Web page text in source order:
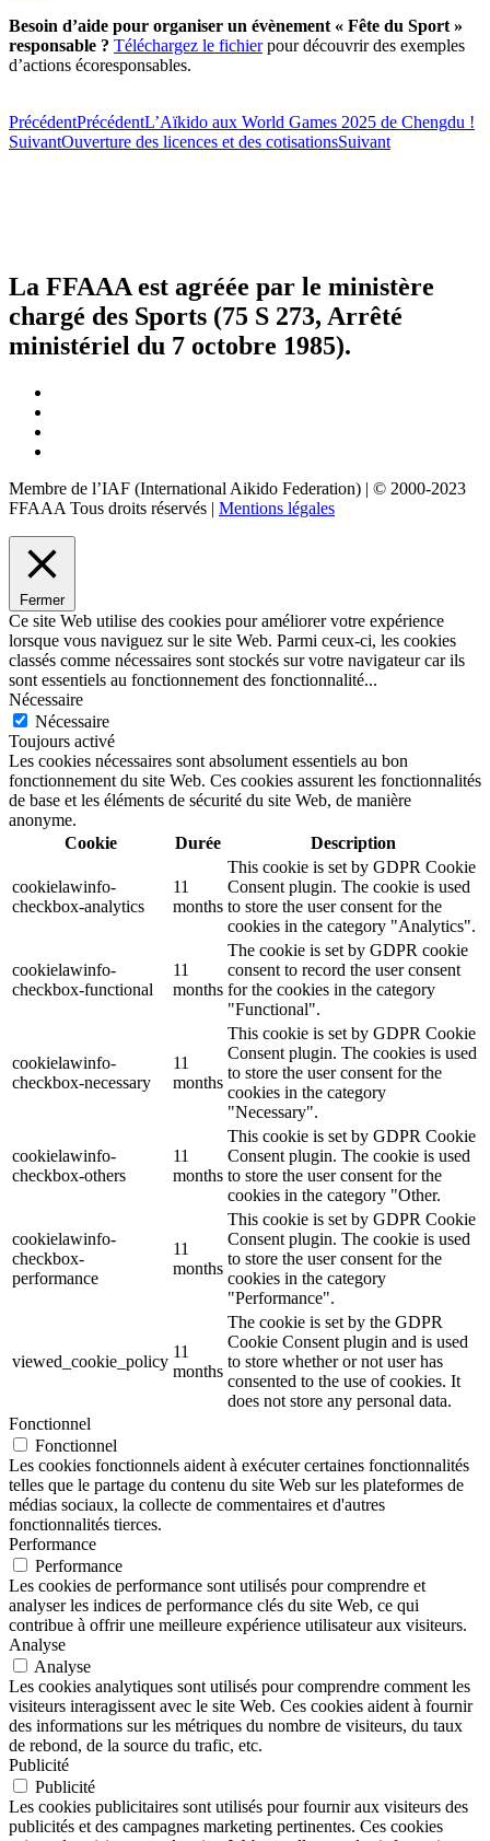
Besoin d’aide pour organiser un évènement « Fête du Sport »
responsable ? Téléchargez le fichierpour découvrir des exemples
d’actions écoresponsables.
PrécédentPrécédentL’Aïkido aux World Games 2025 de Chengdu !
SuivantOuverture des licences et des cotisationsSuivant
La FFAAA est agréée par le ministère
chargé des Sports (75 S 273, Arrêté
ministériel du 7 octobre 1985).
Membre de l’IAF (International Aikido Federation) | © 2000-2023
FFAAA Tous droits réservés | Mentions légales
Fermer
Ce site Web utilise des cookies pour améliorer votre expérience
lorsque vous naviguez sur le site Web. Parmi ceux-ci, les cookies
classés comme nécessaires sont stockés sur votre navigateur car ils
sont essentiels au fonctionnement des fonctionnalité...
Nécessaire
Nécessaire
Toujours activé
Les cookies nécessaires sont absolument essentiels au bon
fonctionnement du site Web. Ces cookies assurent les fonctionnalités
de base et les éléments de sécurité du site Web, de manière
anonyme.
Cookie
Durée Description
cookielawinfo-
checkbox-analytics
11
months
This cookie is set by GDPR Cookie
Consent plugin. The cookie is used
to store the user consent for the
cookies in the category "Analytics".
cookielawinfo-
checkbox-functional
11
months
The cookie is set by GDPR cookie
consent to record the user consent
for the cookies in the category
"Functional".
cookielawinfo-
checkbox-necessary
11
months
This cookie is set by GDPR Cookie
Consent plugin. The cookies is used
to store the user consent for the
cookies in the category
"Necessary".
cookielawinfo-
checkbox-others
11
months
This cookie is set by GDPR Cookie
Consent plugin. The cookie is used
to store the user consent for the
cookies in the category "Other.
cookielawinfo-
checkbox-
performance
11
months
This cookie is set by GDPR Cookie
Consent plugin. The cookie is used
to store the user consent for the
cookies in the category
"Performance".
viewed_cookie_policy
11
months
The cookie is set by the GDPR
Cookie Consent plugin and is used
to store whether or not user has
consented to the use of cookies. It
does not store any personal data.
Fonctionnel
Fonctionnel
Les cookies fonctionnels aident à exécuter certaines fonctionnalités
telles que le partage du contenu du site Web sur les plateformes de
médias sociaux, la collecte de commentaires et d'autres
fonctionnalités tierces.
Performance
Performance
Les cookies de performance sont utilisés pour comprendre et
analyser les indices de performance clés du site Web, ce qui
contribue à offrir une meilleure expérience utilisateur aux visiteurs.
Analyse
Analyse
Les cookies analytiques sont utilisés pour comprendre comment les
visiteurs interagissent avec le site Web. Ces cookies aident à fournir
des informations sur les métriques du nombre de visiteurs, du taux
de rebond, de la source du trafic, etc.
Publicité
Publicité
Les cookies publicitaires sont utilisés pour fournir aux visiteurs des
publicités et des campagnes marketing pertinentes. Ces cookies